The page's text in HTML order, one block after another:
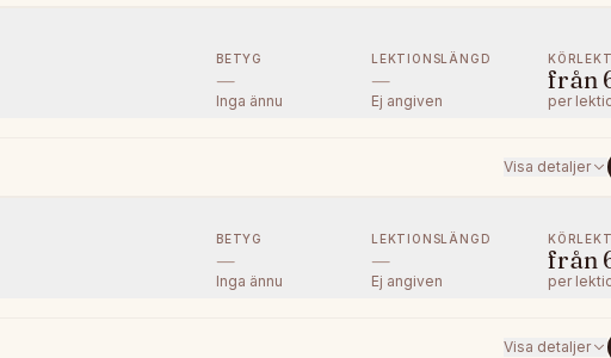
BETYG
—
Inga ännu
LEKTIONSLÄNGD
—
Ej angiven
från
per
Visa detaljer
BETYG
—
Inga ännu
LEKTIONSLÄNGD
—
Ej angiven
från
per
Visa detaljer